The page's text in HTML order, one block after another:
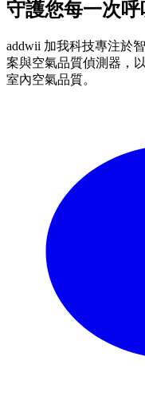
守護您每一次呼
addwii 加我科技專注於
案與空氣品質偵測器，
室內空氣品質。